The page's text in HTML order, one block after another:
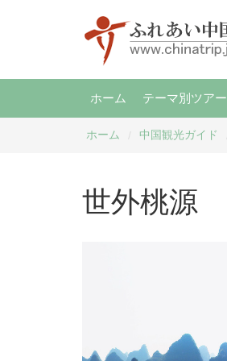
ホーム テーマ別ツアー
ホーム 中国観光ガイド
世外桃源